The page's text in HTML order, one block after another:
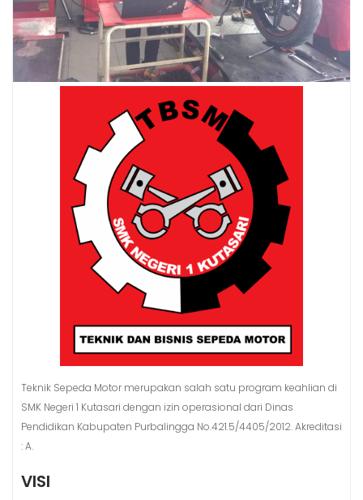
Teknik Sepeda Motor merupakan salah satu program keahlian di
SMK Negeri 1 Kutasari dengan izin operasional dari Dinas
Pendidikan Kabupaten Purbalingga No.421.5/4405/2012. Akreditasi
: A.
VISI